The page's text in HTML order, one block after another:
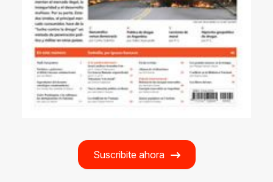
Suscribite ahora